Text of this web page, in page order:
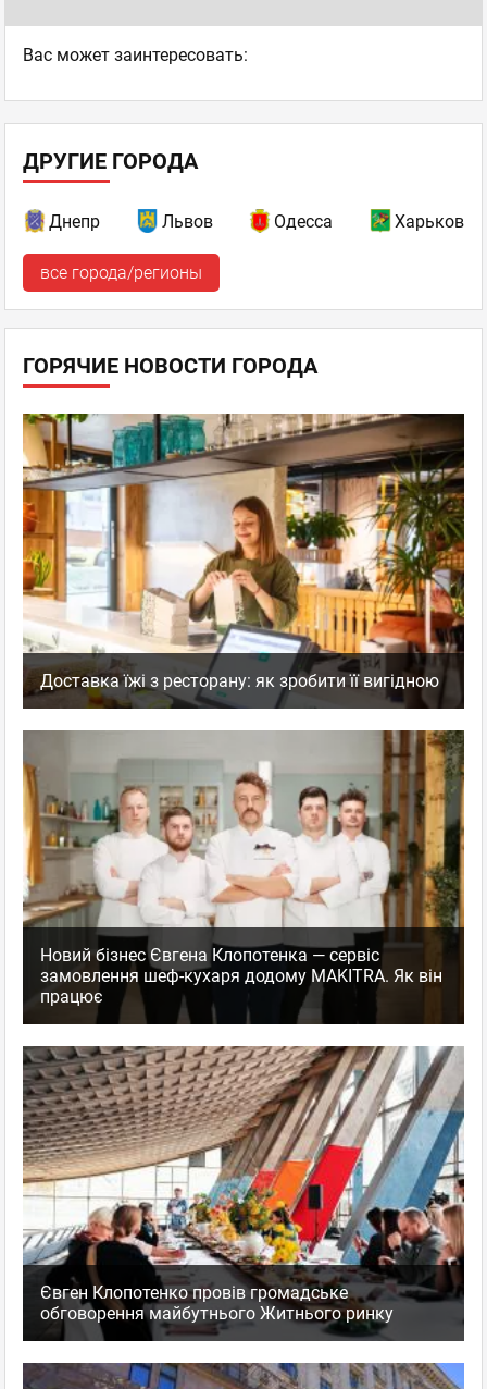
Ваc может заинтересовать:
ДРУГИЕ ГОРОДА
Днепр Львов Одесса Харьков
все города/регионы
ГОРЯЧИЕ НОВОСТИ ГОРОДА
Доставка їжі з ресторану: як зробити її вигідною
Новий бізнес Євгена Клопотенка — сервіс
замовлення шеф-кухаря додому MAKITRA. Як він
працює
Євген Клопотенко провів громадське
обговорення майбутнього Житнього ринку